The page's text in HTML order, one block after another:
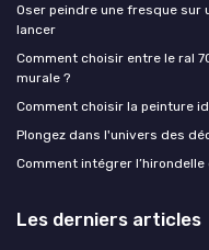
Oser peindre une fresque sur
lancer
Comment choisir entre le ral
murale ?
Comment choisir la peinture
Plongez dans l'univers des
Comment intégrer
Les derniers articles